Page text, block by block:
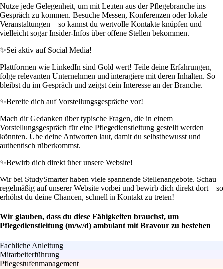
Nutze jede Gelegenheit, um mit Leuten aus der Pflegebranche ins
Gespräch zu kommen. Besuche Messen, Konferenzen oder lokale
Veranstaltungen – so kannst du wertvolle Kontakte knüpfen und
vielleicht sogar Insider-Infos über offene Stellen bekommen.
✨Sei aktiv auf Social Media!
Plattformen wie LinkedIn sind Gold wert! Teile deine Erfahrungen,
folge relevanten Unternehmen und interagiere mit deren Inhalten. So
bleibst du im Gespräch und zeigst dein Interesse an der Branche.
✨Bereite dich auf Vorstellungsgespräche vor!
Mach dir Gedanken über typische Fragen, die in einem
Vorstellungsgespräch für eine Pflegedienstleitung gestellt werden
könnten. Übe deine Antworten laut, damit du selbstbewusst und
authentisch rüberkommst.
✨Bewirb dich direkt über unsere Website!
Wir bei StudySmarter haben viele spannende Stellenangebote. Schau
regelmäßig auf unserer Website vorbei und bewirb dich direkt dort – so
erhöhst du deine Chancen, schnell in Kontakt zu treten!
Wir glauben, dass du diese Fähigkeiten brauchst, um
Pflegedienstleitung (m/w/d) ambulant mit Bravour zu bestehen
Fachliche Anleitung
Mitarbeiterführung
Pflegestufenmanagement